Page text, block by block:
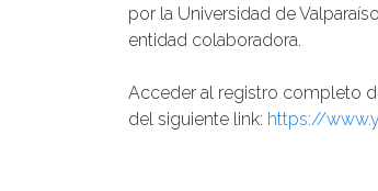
por la Universidad de
entidad colaboradora.
Acceder al registro completo
del siguiente link: https://